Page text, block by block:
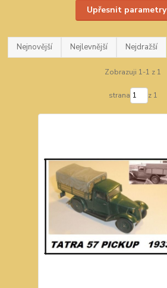
Upřesnit parametry
Nejnovější Nejlevnější Nejdražší
Zobrazuji 1-1 z 1
strana z 1